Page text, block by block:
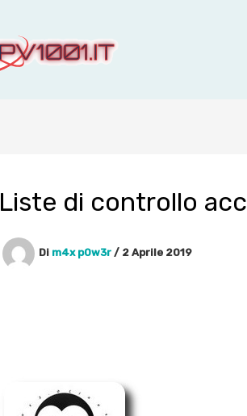
Liste di controllo
Di m4x p0w3r / 2 Aprile 2019